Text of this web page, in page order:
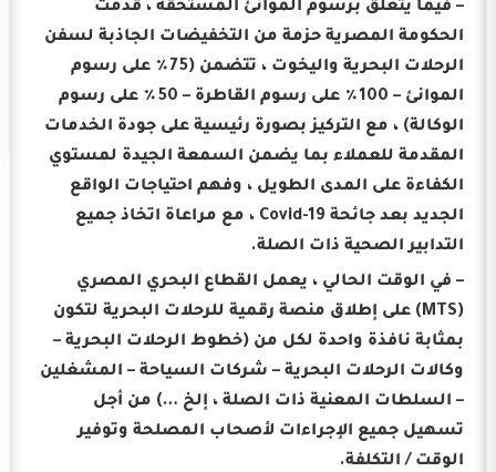
– فيما يتعلق برسوم الموانئ المستحقة ، قدمت
الحكومة المصرية حزمة من التخفيضات الجاذبة لسفن
الرحلات البحرية واليخوت ، تتضمن (75٪ على رسوم
الموانئ – 100٪ على رسوم القاطرة – 50٪ على رسوم
الوكالة) ، مع التركيز بصورة رئيسية على جودة الخدمات
المقدمة للعملاء بما يضمن السمعة الجيدة لمستوي
الكفاءة على المدى الطويل ، وفهم احتياجات الواقع
الجديد بعد جائحة Covid-19 ، مع مراعاة اتخاذ جميع
التدابير الصحية ذات الصلة.
– في الوقت الحالي ، يعمل القطاع البحري المصري
(MTS) على إطلاق منصة رقمية للرحلات البحرية لتكون
بمثابة نافذة واحدة لكل من (خطوط الرحلات البحرية –
وكالات الرحلات البحرية – شركات السياحة – المشغلين
– السلطات المعنية ذات الصلة ، إلخ …) من أجل
تسهيل جميع الإجراءات لأصحاب المصلحة وتوفير
الوقت / التكلفة.